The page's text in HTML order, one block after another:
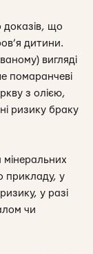
доказів, що
дитини.
вигляді
помаранчеві
з олією,
ризику браку
прикладу, у
у разі
чи